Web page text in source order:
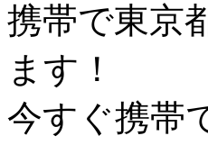
携帯で東京
ます！
今すぐ携帯